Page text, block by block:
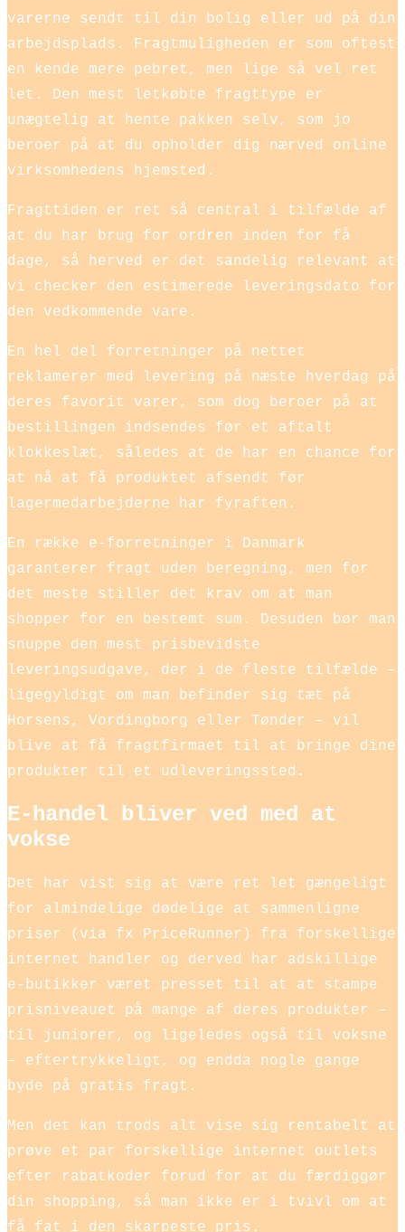
varerne sendt til din bolig eller ud på din
arbejdsplads. Fragtmuligheden er som oftest
en kende mere pebret, men lige så vel ret
let. Den mest letkøbte fragttype er
unægtelig at hente pakken selv, som jo
beroer på at du opholder dig nærved online
virksomhedens hjemsted.
Fragttiden er ret så central i tilfælde af
at du har brug for ordren inden for få
dage, så herved er det sandelig relevant at
vi checker den estimerede leveringsdato for
den vedkommende vare.
En hel del forretninger på nettet
reklamerer med levering på næste hverdag på
deres favorit varer, som dog beroer på at
bestillingen indsendes før et aftalt
klokkeslæt, således at de har en chance for
at nå at få produktet afsendt før
lagermedarbejderne har fyraften.
En række e-forretninger i Danmark
garanterer fragt uden beregning, men for
det meste stiller det krav om at man
shopper for en bestemt sum. Desuden bør man
snuppe den mest prisbevidste
leveringsudgave, der i de fleste tilfælde –
ligegyldigt om man befinder sig tæt på
Horsens, Vordingborg eller Tønder – vil
blive at få fragtfirmaet til at bringe dine
produkter til et udleveringssted.
E-handel bliver ved med at
vokse
Det har vist sig at være ret let gængeligt
for almindelige dødelige at sammenligne
priser (via fx PriceRunner) fra forskellige
internet handler og derved har adskillige
e-butikker været presset til at at stampe
prisniveauet på mange af deres produkter –
til juniorer, og ligeledes også til voksne
– eftertrykkeligt, og endda nogle gange
byde på gratis fragt.
Men det kan trods alt vise sig rentabelt at
prøve et par forskellige internet outlets
efter rabatkoder forud for at du færdiggør
din shopping, så man ikke er i tvivl om at
få fat i den skarpeste pris.